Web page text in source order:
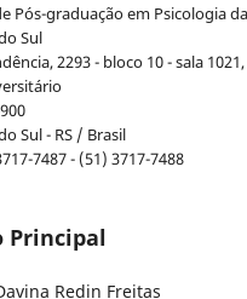
Pós-graduação em Psicologia
Sul
2293 - bloco 10 - sala
Sul - RS / Brasil
7487 - (51) 3717-7488
Principal
Redin Freitas